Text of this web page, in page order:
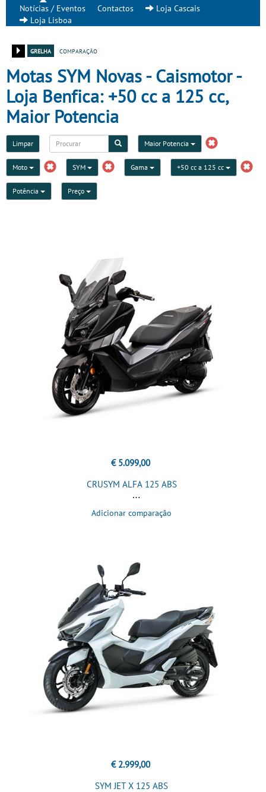
Notícias / Eventos
Contactos
Loja Cascais
Loja Lisboa
grelha comparação
Motas SYM Novas - Caismotor -
Loja Benfica: +50 cc a 125 cc,
Maior Potencia
Limpar Maior Potencia
Moto SYM Gama +50 cc a 125 cc
Potência Preço
€ 5.099,00
CRUSYM ALFA 125 ABS
Adicionar comparação
€ 2.999,00
SYM JET X 125 ABS